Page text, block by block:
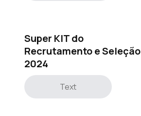
Super KIT do
Recrutamento e Seleção
2024
Text